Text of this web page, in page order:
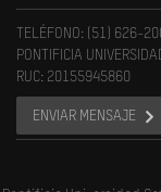
TELÉFONO: (51) 626-
PONTIFICIA
RUC: 20155945860
ENVIAR MENSAJE